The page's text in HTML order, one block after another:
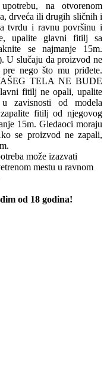
na otvorenom
drveća ili drugih sličnih i
tvrdu i ravnu površinu i
upalite glavni fitilj sa
se najmanje 15m.
U slučaju da proizvod ne
nego što mu priđete.
TELA NE BUDE
fitilj ne opali, upalite
zavisnosti od modela
fitilj od njegovog
15m. Gledaoci moraju
se proizvod ne zapali,
može izazvati
mestu u ravnom
od 18 godina!